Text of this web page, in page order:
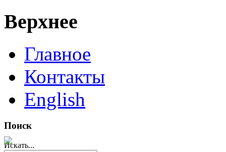
Верхнее
Главное
Контакты
English
Поиск
Искать...